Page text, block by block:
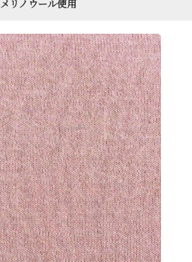
メリノウール使用